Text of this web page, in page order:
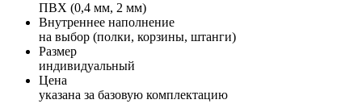
ПВХ (0,4 мм, 2 мм)
Внутреннее наполнение
на выбор (полки, корзины, штанги)
Размер
индивидуальный
Цена
указана за базовую комплектацию